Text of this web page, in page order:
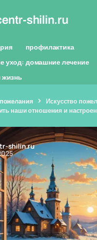
shilin.ru
профилактика
уход: домашние лечение
жизнь
пожелания
Искусство
наши отношения и
shilin.ru